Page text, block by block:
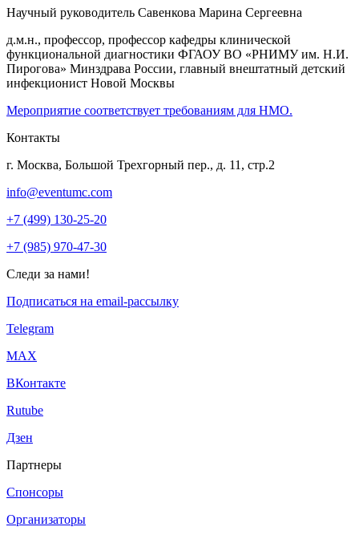
Научный руководитель Савенкова Марина Сергеевна
д.м.н., профессор, профессор кафедры клинической
функциональной диагностики ФГАОУ ВО «РНИМУ им. Н.И.
Пирогова» Минздрава России, главный внештатный детский
инфекционист Новой Москвы
Мероприятие соответствует требованиям для НМО.
Контакты
г. Москва, Большой Трехгорный пер., д. 11, стр.2
info@eventumc.com
+7 (499) 130-25-20
+7 (985) 970-47-30
Следи за нами!
Подписаться на email-рассылку
Telegram
МАХ
ВКонтакте
Rutube
Дзен
Партнеры
Спонсоры
Организаторы